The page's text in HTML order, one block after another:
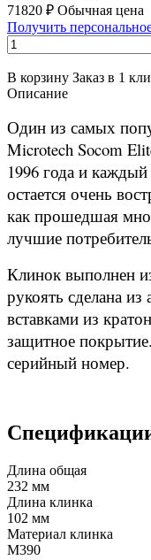
71820 ₽ Обычная цена
Получить
В корзину Заказ в 1
Описание
Один из самых
Microtech Socom
1996 года и
остается очень
как прошедшая
лучшие
Клинок выполнен
рукоять сделана
вставками из
защитное покрытие.
серийный номер.
Длина общая
232 мм
Длина клинка
102 мм
Материал клинка
M390